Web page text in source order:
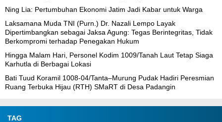
Ning Lia: Pertumbuhan Ekonomi Jatim Jadi Kabar untuk Warga
Laksamana Muda TNI (Purn.) Dr. Nazali Lempo Layak
Dipertimbangkan sebagai Jaksa Agung: Tegas Berintegritas, Tidak
Berkompromi terhadap Penegakan Hukum
Hingga Malam Hari, Personel Kodim 1009/Tanah Laut Tetap Siaga
Karhutla di Berbagai Lokasi
Bati Tuud Koramil 1008-04/Tanta–Murung Pudak Hadiri Peresmian
Ruang Terbuka Hijau (RTH) SMaRT di Desa Padangin
TAG